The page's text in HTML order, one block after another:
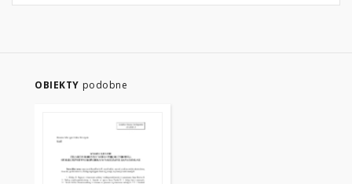
OBIEKTY podobne